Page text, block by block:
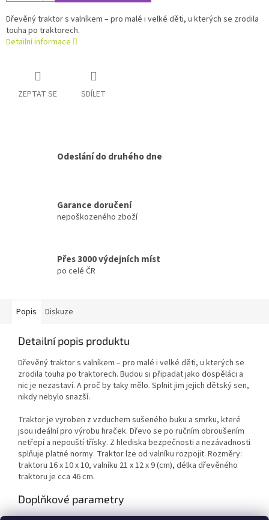
Dřevěný traktor s valníkem – pro malé i velké děti, u kterých se zrodila
touha po traktorech.
Detailní informace
ZEPTAT SE SDÍLET
Odeslání do druhého dne
Garance doručení
nepoškozeného zboží
Přes 3000 výdejních míst
po celé ČR
Popis Diskuze
Detailní popis produktu
Dřevěný traktor s valníkem – pro malé i velké děti, u kterých se
zrodila touha po traktorech. Budou si připadat jako dospěláci a
nic je nezastaví. A proč by taky mělo. Splnit jim jejich dětský sen,
nikdy nebylo snazší.
Traktor je vyroben z vzduchem sušeného buku a smrku, které
jsou ideální pro výrobu hraček. Dřevo se po ručním obroušením
netřepí a nepouští třísky. Z hlediska bezpečnosti a nezávadnosti
splňuje platné normy. Traktor lze od valníku rozpojit. Rozměry:
traktoru 16 x 10 x 10, valníku 21 x 12 x 9 (cm), délka dřevěného
traktoru je cca 46 cm.
Doplňkové parametry